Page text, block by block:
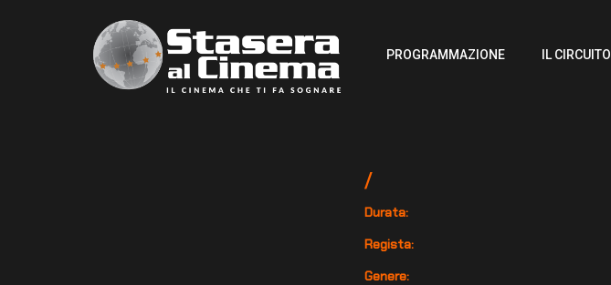
PROGRAMMAZIONE IL CIRCUITO
/
Durata:
Regista:
Genere: